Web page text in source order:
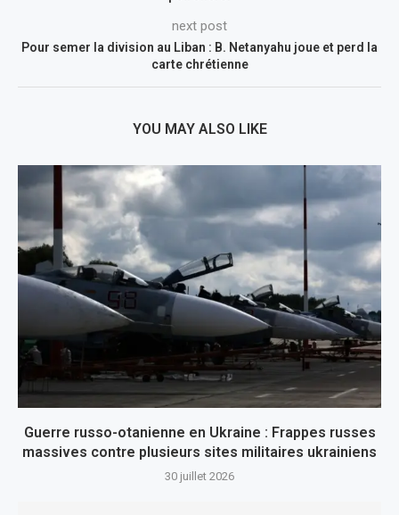
next post
Pour semer la division au Liban : B. Netanyahu joue et perd la
carte chrétienne
YOU MAY ALSO LIKE
Guerre russo-otanienne en Ukraine : Frappes russes
massives contre plusieurs sites militaires ukrainiens
30 juillet 2026